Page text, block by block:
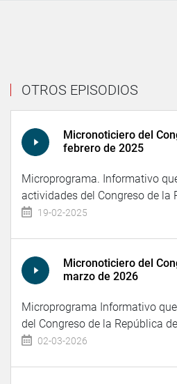
OTROS EPISODIOS
Micronoticiero del
febrero de 2025
Microprograma. Informativo
actividades del Congreso de la
19-02-2025
Micronoticiero del
marzo de 2026
Microprograma Informativo
del Congreso de la República
02-03-2026